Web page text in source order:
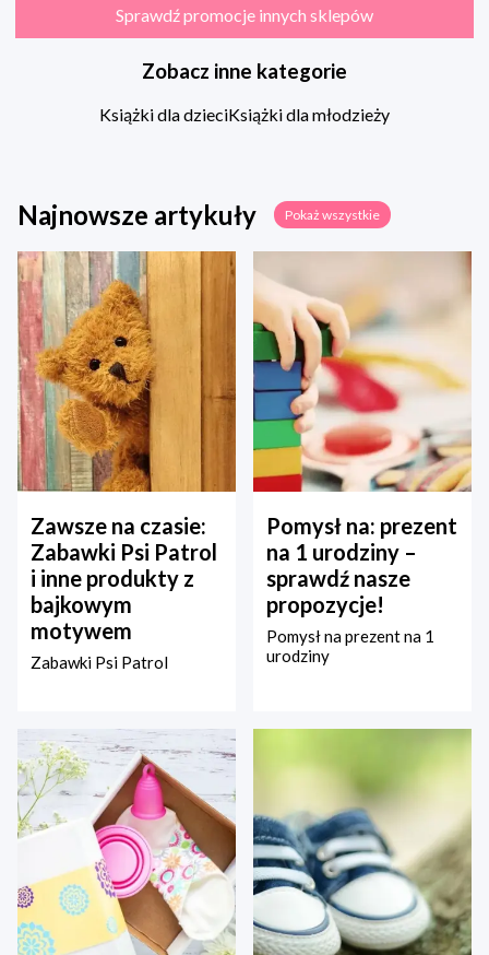
Sprawdź promocje innych sklepów
Zobacz inne kategorie
Książki dla dzieciKsiążki dla młodzieży
Najnowsze artykuły Pokaż wszystkie
Zawsze na czasie:
Zabawki Psi Patrol
i inne produkty z
bajkowym
motywem
Zabawki Psi Patrol
Pomysł na: prezent
na 1 urodziny –
sprawdź nasze
propozycje!
Pomysł na prezent na 1
urodziny